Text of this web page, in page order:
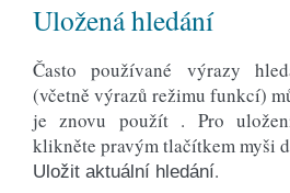
Uložená hledání
Často používané výrazy
(včetně výrazů režimu funkcí)
je znovu použít . Pro
klikněte pravým tlačítkem myši
Uložit aktuální hledání.